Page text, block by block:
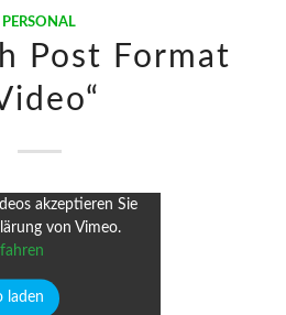
PERSONAL
Post Format
akzeptieren Sie
von Vimeo.
laden